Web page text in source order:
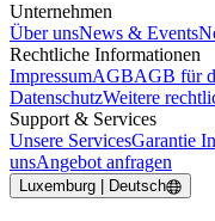
Unternehmen
Über unsNews & Events
Rechtliche Informationen
ImpressumAGBAGB für
DatenschutzWeitere
Support & Services
Unsere ServicesGarantie
unsAngebot anfragen
Luxemburg | Deutsch